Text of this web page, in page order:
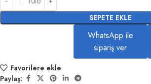
SEPETE EKLE
WhatsApp ile
sipariş ver
Favorilere ekle
Paylaş: